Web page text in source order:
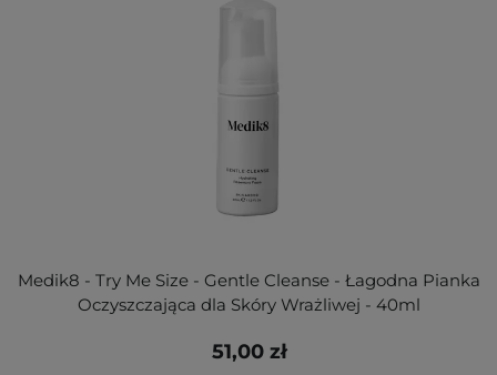
Medik8 - Try Me Size - Gentle Cleanse - Łagodna Pianka
Oczyszczająca dla Skóry Wrażliwej - 40ml
51,00 zł